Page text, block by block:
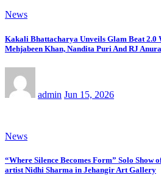
News
Kakali Bhattacharya Unveils Glam Beat 2.0
Mehjabeen Khan, Nandita Puri And RJ
admin Jun 15, 2026
News
“Where Silence Becomes Form” Solo Show
artist Nidhi Sharma in Jehangir Art Gallery